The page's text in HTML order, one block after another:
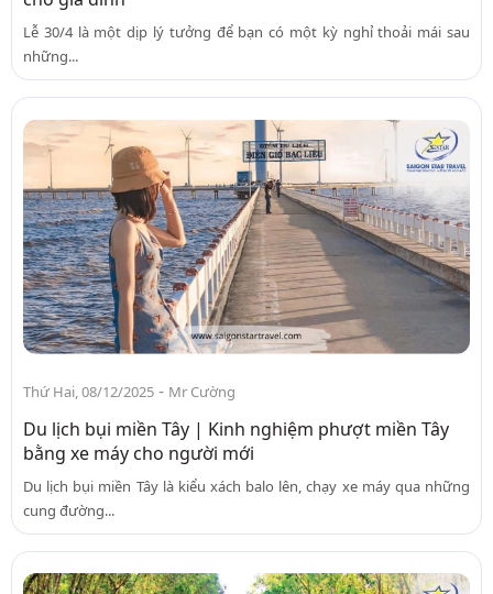
Lễ 30/4 là một dịp lý tưởng để bạn có một kỳ nghỉ thoải mái sau
những...
Thứ Hai, 08/12/2025 - Mr Cường
Du lịch bụi miền Tây | Kinh nghiệm phượt miền Tây
bằng xe máy cho người mới
Du lịch bụi miền Tây là kiểu xách balo lên, chạy xe máy qua những
cung đường...